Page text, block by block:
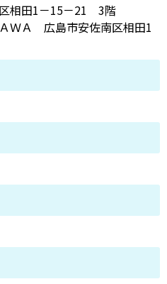
相田1－15－21 3階
ＷＡ 広島市安佐南区相田1